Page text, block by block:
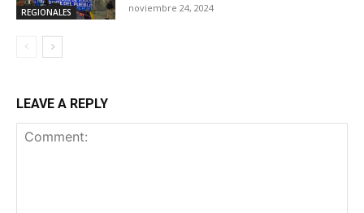
REGIONALES noviembre 24, 2024
LEAVE A REPLY